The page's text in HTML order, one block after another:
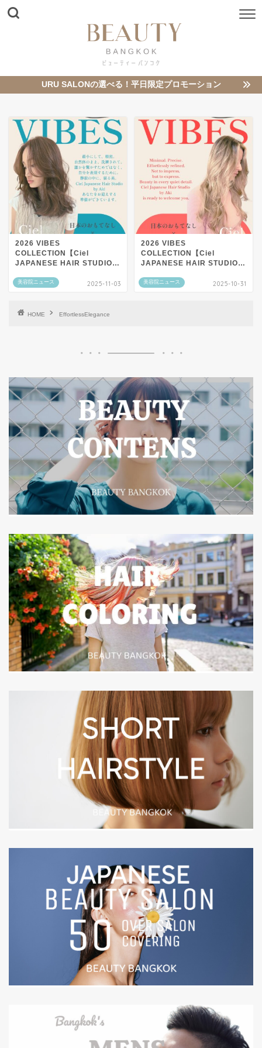
URU SALONの選べる！平日限定プロモーション
美容院ニュース
2026 VIBES
COLLECTION【Ciel
JAPANESE HAIR STUDIO
2025-11-03 美容院ニュース
2026 VIBES
COLLECTION【Ciel
JAPANESE HAIR STUDIO
2025-10-31
HOME EffortlessElegance